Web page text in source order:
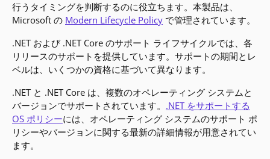
行うタイミングを判断するのに役立ちます。本製品は、
Microsoft の Modern Lifecycle Policy で管理されています。
.NET および .NET Core のサポート ライフサイクルでは、各
リリースのサポートを提供しています。サポートの期間とレ
ベルは、いくつかの資格に基づいて異なります。
.NET と .NET Core は、複数のオペレーティング システムと
バージョンでサポートされています。 .NET をサポートする
OS ポリシーには、オペレーティング システムのサポート ポ
リシーやバージョンに関する最新の詳細情報が用意されてい
ます。